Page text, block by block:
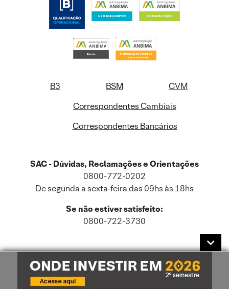
B3 BSM
CVM
Correspondentes Cambiais
Correspondentes Bancários
SAC - Dúvidas, Reclamações e Orientações
0800-772-0202
De segunda a sexta-feira das 09hs às 18hs
Se não estiver satisfeito:
0800-722-3730
Este site usa cookies e dados pessoais de acordo com a nossaPolítica de
Cookies
e a nossaPolítica de Privacidade.